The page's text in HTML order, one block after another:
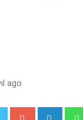
ago
Google+